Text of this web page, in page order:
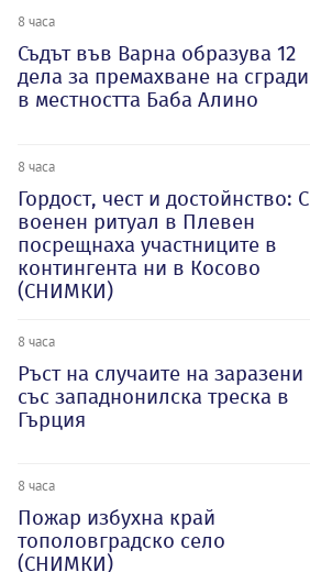
8 часа
Съдът във Варна образува 12
дела за премахване на сгради
в местността Баба Алино
8 часа
Гордост, чест и достойнство: С
военен ритуал в Плевен
посрещнаха участниците в
контингента ни в Косово
(СНИМКИ)
8 часа
Ръст на случаите на заразени
със западнонилска треска в
Гърция
8 часа
Пожар избухна край
тополовградско село
(СНИМКИ)